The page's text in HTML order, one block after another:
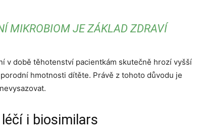
MIKROBIOM JE ZÁKLAD ZDRAVÍ
v době těhotenství pacientkám skutečně hrozí vyšší
hmotnosti dítěte. Právě z tohoto důvodu je
i biosimilars